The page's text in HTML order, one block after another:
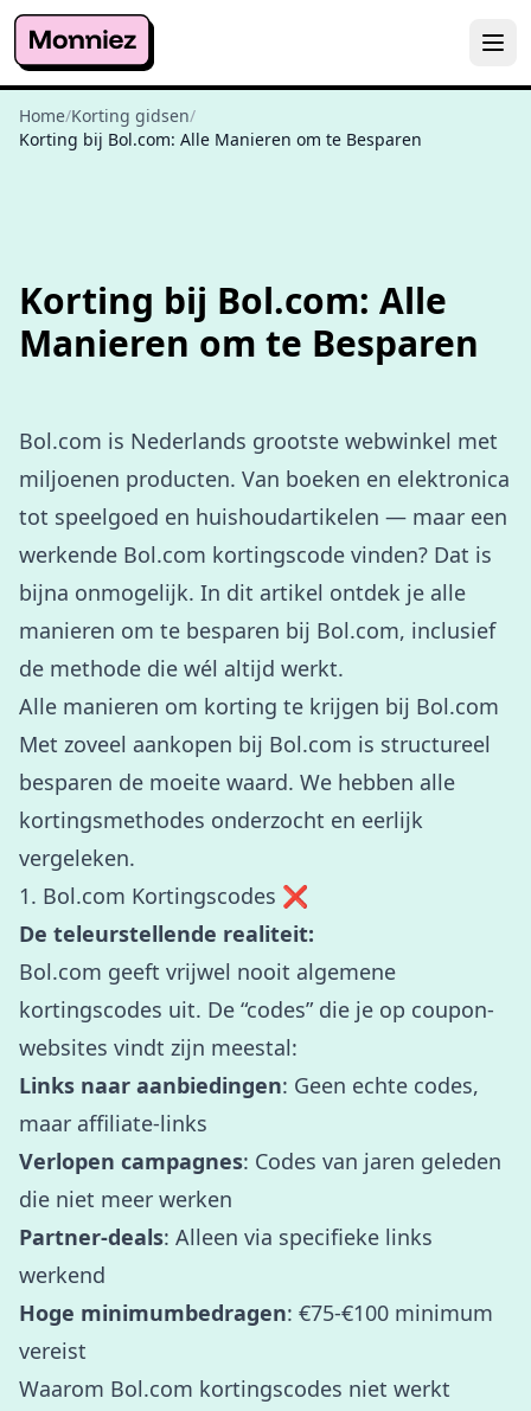
Home/Korting gidsen/
Korting bij Bol.com: Alle Manieren om te Besparen
Korting bij Bol.com: Alle
Manieren om te Besparen
Bol.com is Nederlands grootste webwinkel met
miljoenen producten. Van boeken en elektronica
tot speelgoed en huishoudartikelen — maar een
werkende Bol.com kortingscode vinden? Dat is
bijna onmogelijk. In dit artikel ontdek je alle
manieren om te besparen bij Bol.com, inclusief
de methode die wél altijd werkt.
Alle manieren om korting te krijgen bij Bol.com
Met zoveel aankopen bij Bol.com is structureel
besparen de moeite waard. We hebben alle
kortingsmethodes onderzocht en eerlijk
vergeleken.
1. Bol.com Kortingscodes ❌
De teleurstellende realiteit:
Bol.com geeft vrijwel nooit algemene
kortingscodes uit. De “codes” die je op coupon-
websites vindt zijn meestal:
Links naar aanbiedingen: Geen echte codes,
maar affiliate-links
Verlopen campagnes: Codes van jaren geleden
die niet meer werken
Partner-deals: Alleen via specifieke links
werkend
Hoge minimumbedragen: €75-€100 minimum
vereist
Waarom Bol.com kortingscodes niet werkt